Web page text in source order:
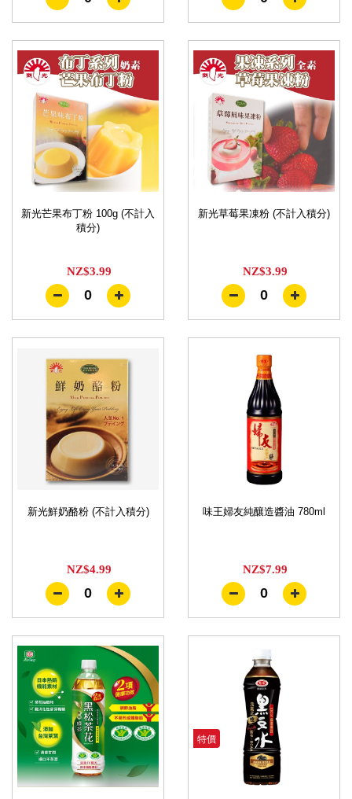
新光芒果布丁粉 100g (不計入
積分)
NZ$3.99
0
新光草莓果凍粉 (不計入積分)
NZ$3.99
0
新光鮮奶酪粉 (不計入積分)
NZ$4.99
0
味王婦友純釀造醬油 780ml
NZ$7.99
0
特價